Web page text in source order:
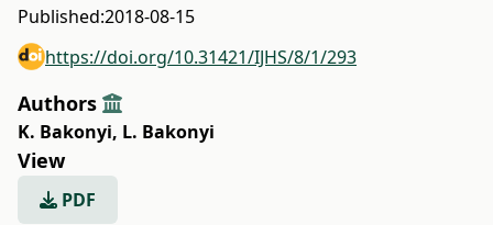
Published:2018-08-15
https://doi.org/10.31421/IJHS/8/1/293
Authors
K. Bakonyi, L. Bakonyi
View
PDF